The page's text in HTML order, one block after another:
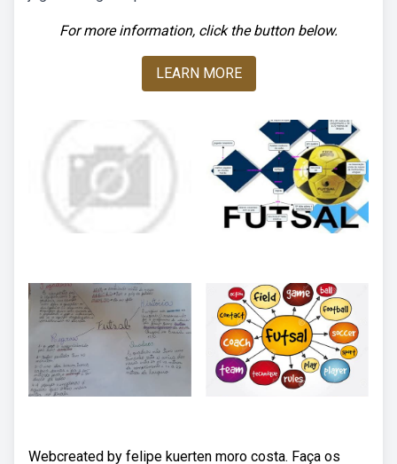
For more information, click the button below.
LEARN MORE
Webcreated by felipe kuerten moro costa. Faça os